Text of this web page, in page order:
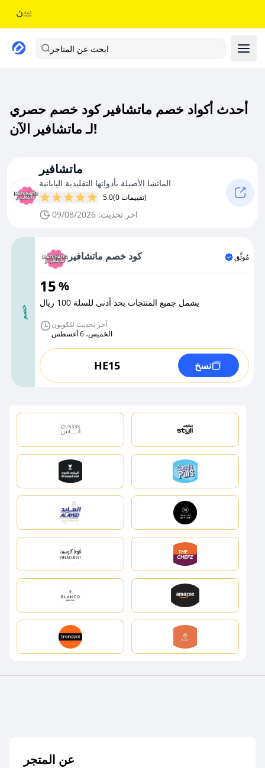
ابحث عن المتاجر
أحدث أكواد خصم ماتشافير كود خصم حصري
لـ ماتشافير الآن!
ماتشافير
الماتشا الأصيلة بأدواتها التقليدية اليابانية
5.0 (0 تقييمات)
اخر تحديث: 09/08/2026
خصم
كود خصم ماتشافير مُوثَّق
15%
يشمل جميع المنتجات بحد أدنى للسلة 100 ريال
آخر تحديث للكوبون
الخميس، 6 أغسطس
HE15 نسخ
عن المتجر